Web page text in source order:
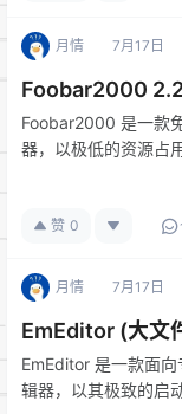
月情 7月17日
Foobar2000
Foobar2000 是一款
器，以极低的资源占
Windows 系统混音
赞 0
月情 7月17日
EmEditor (大文
EmEditor 是一款面
辑器，以其极致的启